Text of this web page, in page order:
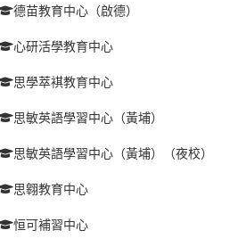
德苗教育中心（啟德）
心研活學教育中心
思學萃褀教育中心
思敏英語學習中心（黃埔）
思敏英語學習中心（黃埔）（夜校）
思翱教育中心
恒可補習中心